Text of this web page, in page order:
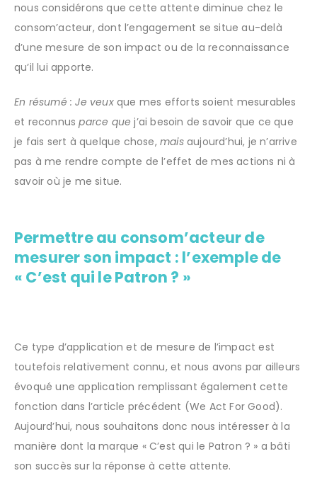
nous considérons que cette attente diminue chez le
consom’acteur, dont l’engagement se situe au-delà
d’une mesure de son impact ou de la reconnaissance
qu’il lui apporte.
En résumé : Je veux que mes efforts soient mesurables
et reconnusparce que j’ai besoin de savoir que ce que
je fais sert à quelque chose, mais aujourd’hui, je n’arrive
pas à me rendre compte de l’effet de mes actions ni à
savoir où je me situe.
Permettre au consom’acteur de
mesurer son impact : l’exemple de
« C’est qui le Patron ? »
Ce type d’application et de mesure de l’impact est
toutefois relativement connu, et nous avons par ailleurs
évoqué une application remplissant également cette
fonction dans l’article précédent (We Act For Good).
Aujourd’hui, nous souhaitons donc nous intéresser à la
manière dont la marque « C’est qui le Patron ? » a bâti
son succès sur la réponse à cette attente.